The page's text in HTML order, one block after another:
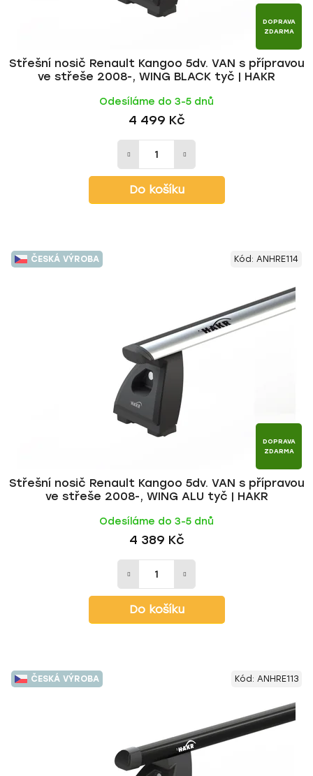
DOPRAVA
ZDARMA
Střešní nosič Renault Kangoo 5dv. VAN s přípravou
ve střeše 2008-, WING BLACK tyč | HAKR
Odesíláme do 3-5 dnů
4 499 Kč
Do košíku
ČESKÁ VÝROBA
DOPRAVA
ZDARMA
Střešní nosič Renault Kangoo 5dv. VAN s přípravou
ve střeše 2008-, WING ALU tyč | HAKR
Odesíláme do 3-5 dnů
4 389 Kč
Do košíku
Kód: ANHRE114
ČESKÁ VÝROBA Kód: ANHRE113